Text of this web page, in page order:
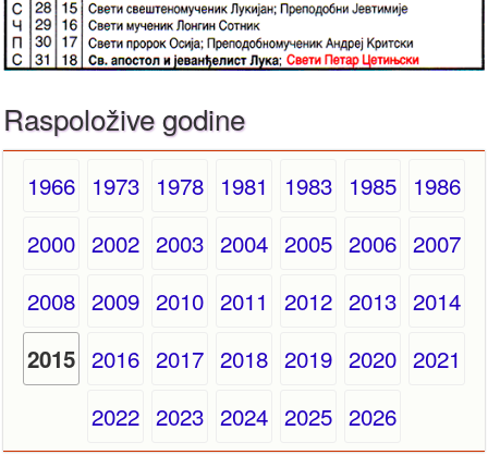
Raspoložive godine
1966 1973 1978 1981 1983 1985 1986
2000 2002 2003 2004 2005 2006 2007
2008 2009 2010 2011 2012 2013 2014
2015 2016 2017 2018 2019 2020 2021
2022 2023 2024 2025 2026